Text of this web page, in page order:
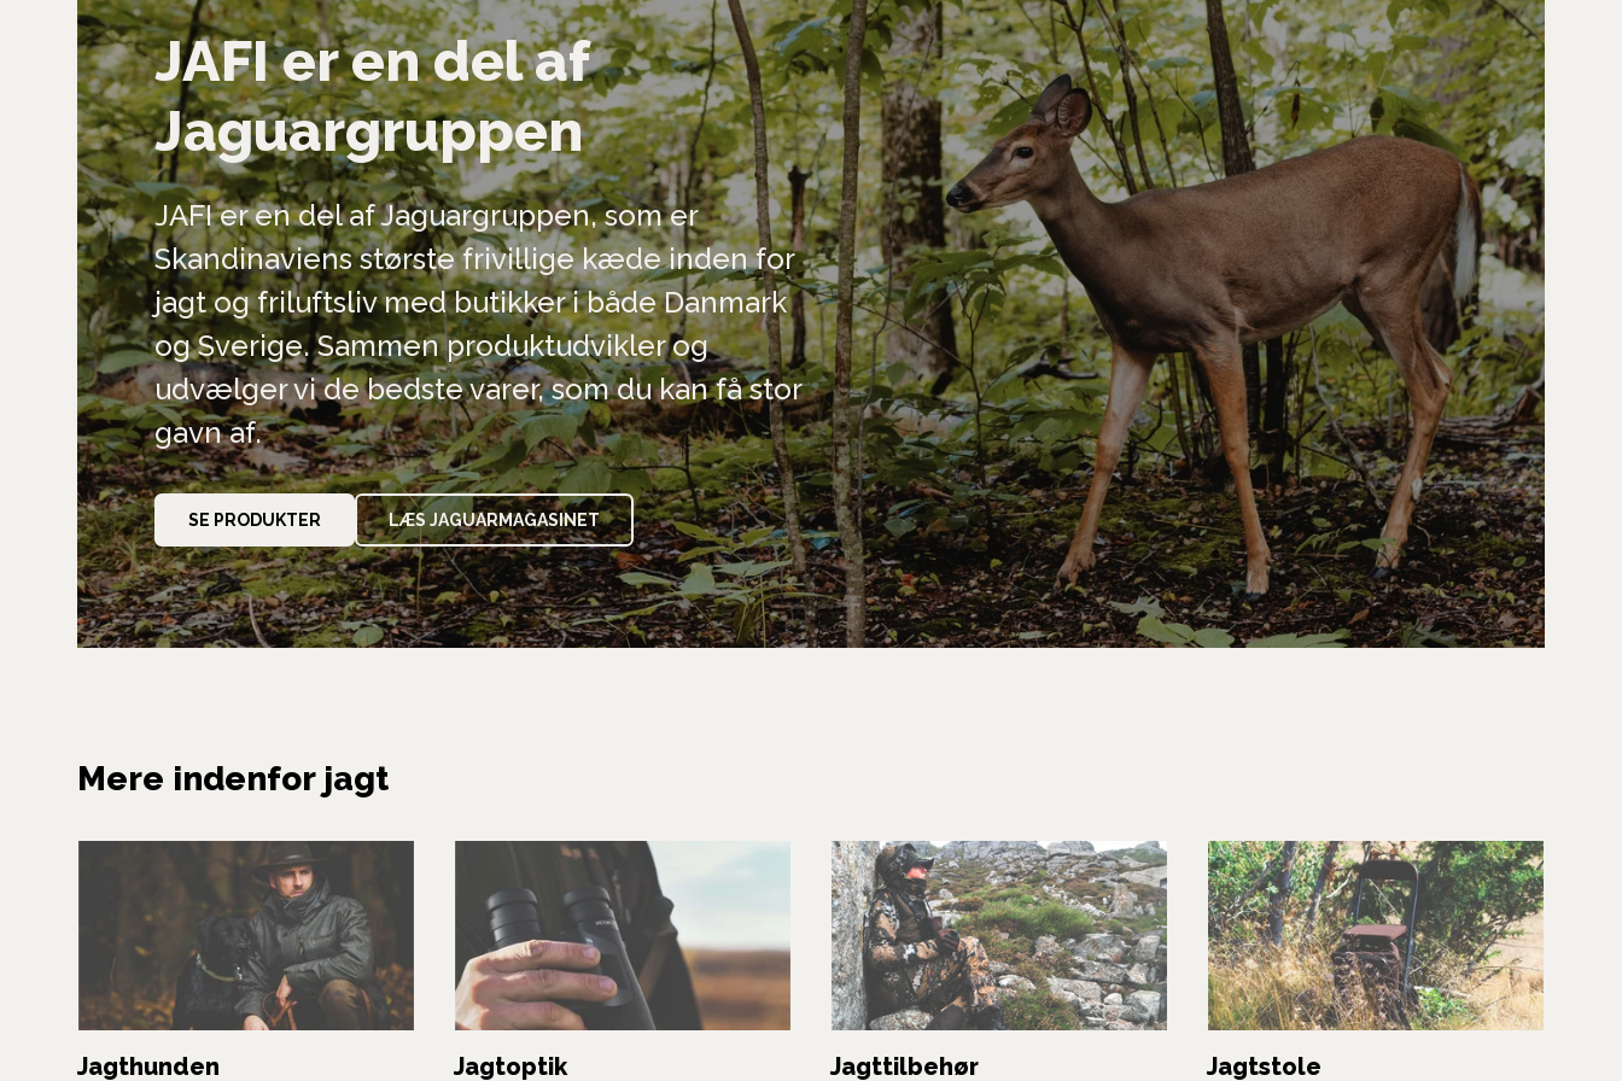
JAFI er en del af
Jaguargruppen
JAFI er en del af Jaguargruppen, som er
Skandinaviens største frivillige kæde inden for
jagt og friluftsliv med butikker i både Danmark
og Sverige. Sammen produktudvikler og
udvælger vi de bedste varer, som du kan få stor
gavn af.
SE PRODUKTER LÆS JAGUARMAGASINET
Mere indenfor jagt
Jagthunden Jagtoptik Jagttilbehør Jagtstole